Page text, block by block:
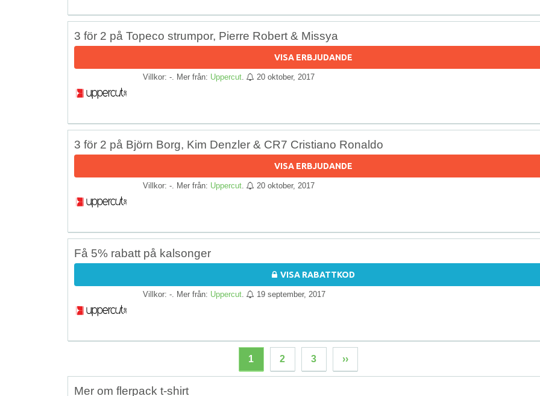
3 för 2 på Topeco strumpor, Pierre Robert & Missya
VISA ERBJUDANDE
Villkor: -. Mer från: Uppercut 20 oktober, 2017
3 för 2 på Björn Borg, Kim Denzler & CR7 Cristiano Ronaldo
VISA ERBJUDANDE
Villkor: -. Mer från: Uppercut 20 oktober, 2017
Få 5% rabatt på kalsonger
VISA RABATTKOD
Villkor: -. Mer från: Uppercut 19 september, 2017
1 2 3 ››
Mer om flerpack t-shirt